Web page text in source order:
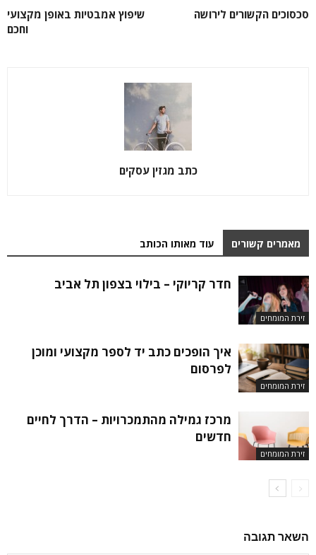
סכסוכים הקשורים לירושה
שיפוץ אמבטיות באופן מקצועי
וחכם
כתב מגזין עסקים
מאמרים קשורים עוד מאותו הכותב
זירת המומחים
חדר קריוקי – בילוי בצפון תל אביב
זירת המומחים
איך הופכים כתב יד לספר מקצועי ומוכן
לפרסום
זירת המומחים
מרכז גמילה מהתמכרויות – הדרך לחיים
חדשים
השאר תגובה